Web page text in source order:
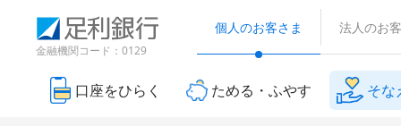
金融機関コード：0129
個人のお客さま 法人のお
口座をひらく ためる・ふやす そな